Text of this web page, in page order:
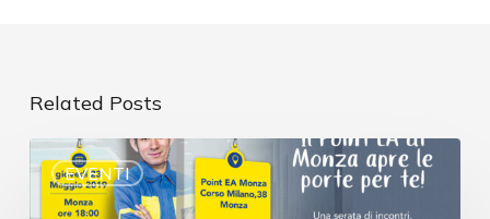
Related Posts
EVENTI